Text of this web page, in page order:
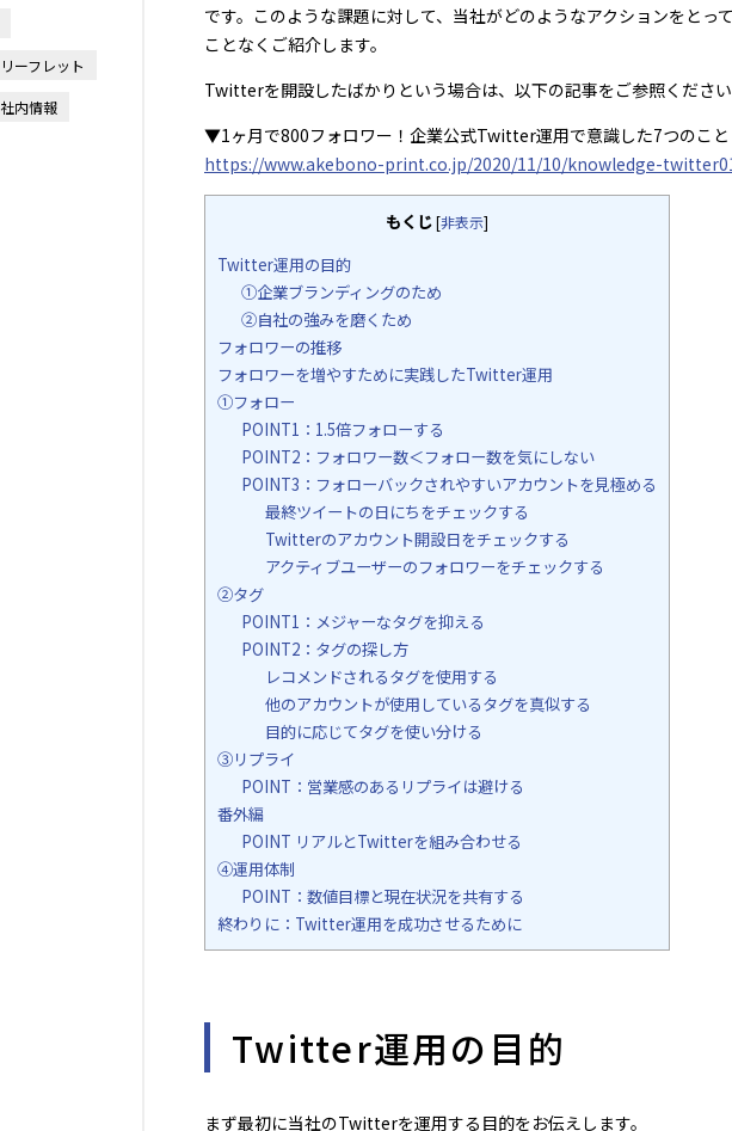
リーフレット
社内情報
です。このような課題に対して、当社がどのようなアクションをと
ことなくご紹介します。
Twitterを開設したばかりという場合は、以下の記事をご参照くださ
▼1ヶ月で800フォロワー！企業公式Twitter運用で意識した7つのこと
https://www.akebono-print.co.jp/2020/11/10/knowledge-
もくじ[非表示]
Twitter運用の目的
①企業ブランディングのため
②自社の強みを磨くため
フォロワーの推移
フォロワーを増やすために実践したTwitter運用
①フォロー
POINT1：1.5倍フォローする
POINT2：フォロワー数＜フォロー数を気にしない
POINT3：フォローバックされやすいアカウントを見極める
最終ツイートの日にちをチェックする
Twitterのアカウント開設日をチェックする
アクティブユーザーのフォロワーをチェックする
②タグ
POINT1：メジャーなタグを抑える
POINT2：タグの探し方
レコメンドされるタグを使用する
他のアカウントが使用しているタグを真似する
目的に応じてタグを使い分ける
③リプライ
POINT：営業感のあるリプライは避ける
番外編
POINT リアルとTwitterを組み合わせる
④運用体制
POINT：数値目標と現在状況を共有する
終わりに：Twitter運用を成功させるために
Twitter運用の目的
まず最初に当社のTwitterを運用する目的をお伝えします。